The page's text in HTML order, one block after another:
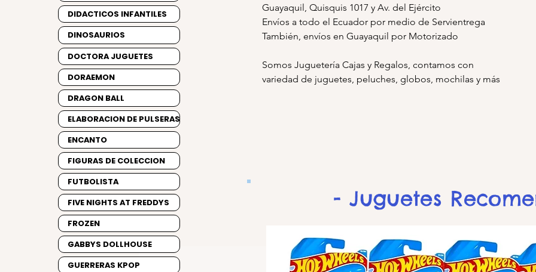
Guayaquil, Quisquis 1017 y Av. del Ejército
Envíos a todo el Ecuador por medio de Servientrega
También, envíos en Guayaquil por Motorizado
Somos Juguetería Cajas y Regalos, contamos con
variedad de juguetes, peluches, globos, mochilas y más
- Juguetes
DIDACTICOS INFANTILES
DINOSAURIOS
DOCTORA JUGUETES
DORAEMON
DRAGON BALL
ELABORACION DE PULSERAS
ENCANTO
FIGURAS DE COLECCION
FUTBOLISTA
FIVE NIGHTS AT FREDDYS
FROZEN
GABBYS DOLLHOUSE
GUERRERAS KPOP